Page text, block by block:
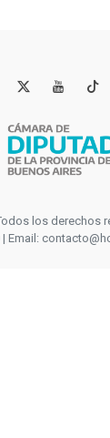

los derechos
| Email: